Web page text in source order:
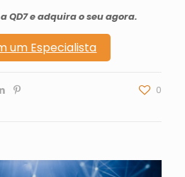
QD7 e adquira o seu agora.
um Especialista
0